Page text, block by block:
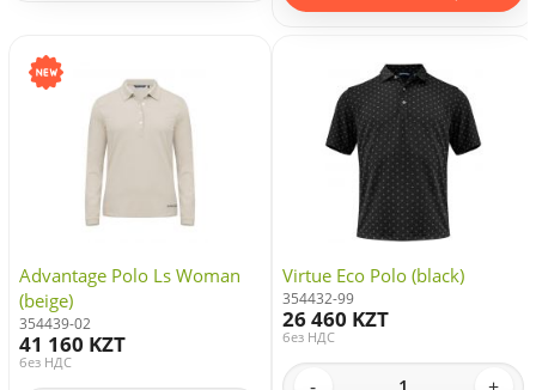
Advantage Polo Ls Woman
(beige)
354439-02
41 160 KZT
без НДС
Virtue Eco Polo (black)
354432-99
26 460 KZT
без НДС